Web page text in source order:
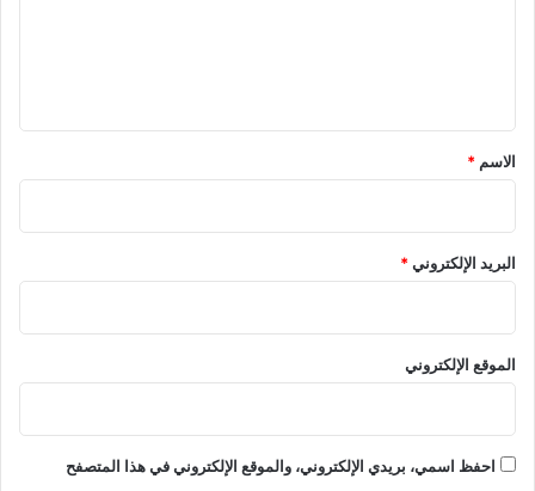
*
الاسم *
البريد الإلكتروني*
الموقع الإلكتروني
احفظ اسمي، بريدي الإلكتروني، والموقع الإلكتروني في هذا المتصفح